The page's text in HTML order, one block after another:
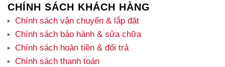
CHÍNH SÁCH KHÁCH HÀNG
Chính sách vận chuyển & lắp đặt
Chính sách bảo hành & sửa chữa
Chính sách hoàn tiền & đổi trả
Chính sách thanh toán